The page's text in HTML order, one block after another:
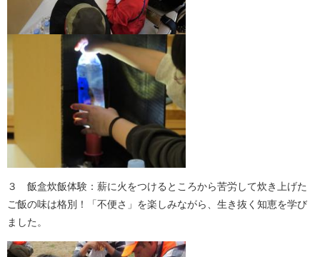
３ 飯盒炊飯体験：薪に火をつけるところから苦労して炊き上げた
ご飯の味は格別！「不便さ」を楽しみながら、生き抜く知恵を学び
ました。